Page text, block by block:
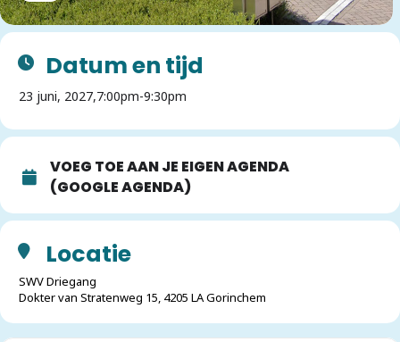
Datum en tijd
23 juni, 2027,7:00pm-9:30pm
VOEG TOE AAN JE EIGEN AGENDA
(GOOGLE AGENDA)
Locatie
SWV Driegang
Dokter van Stratenweg 15, 4205 LA Gorinchem